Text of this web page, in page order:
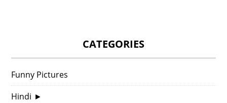
CATEGORIES
Funny Pictures
Hindi ►